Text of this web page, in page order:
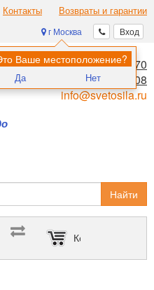
Контакты Возвраты и гарантии
Вход
г Москва
Ваше местоположение?
Да Нет
8 (495) 970-00-70
8 (800) 700-11-08
info@svetosila.ru
Найти
Корзина пуста